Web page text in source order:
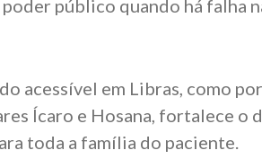
público quando há falha
acessível em Libras, como
Ícaro e Hosana, fortalece o
toda a família do paciente.